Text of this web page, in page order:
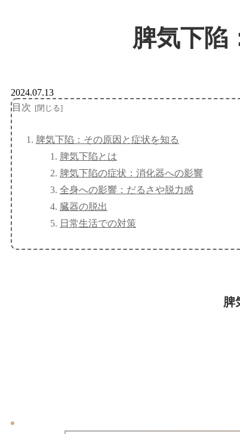
脾気下陷
2024.07.13
目次
脾気下陷：その原因と症状を知る
脾気下陷とは
脾気下陷の症状：消化器への影響
全身への影響：だるさや脱力感
臓器の脱出
日常生活での対策
脾